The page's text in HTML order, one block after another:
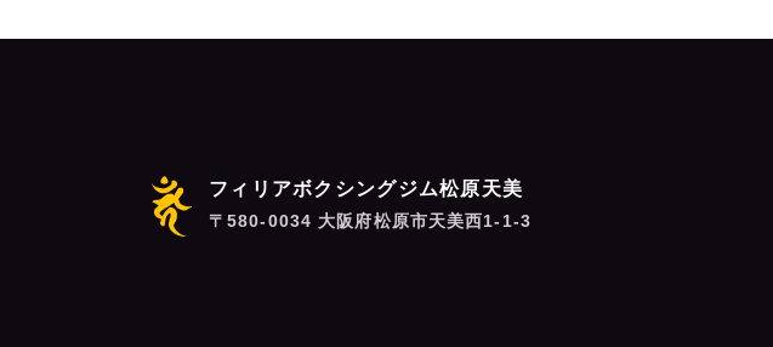
フィリアボクシングジム松原天美
〒580-0034 大阪府松原市天美西1-1-3